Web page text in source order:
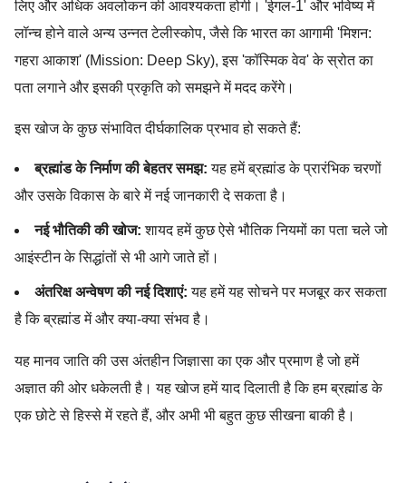
लिए और अधिक अवलोकन की आवश्यकता होगी। 'ईगल-1' और भविष्य में
लॉन्च होने वाले अन्य उन्नत टेलीस्कोप, जैसे कि भारत का आगामी 'मिशन:
गहरा आकाश' (Mission: Deep Sky), इस 'कॉस्मिक वेव' के स्रोत का
पता लगाने और इसकी प्रकृति को समझने में मदद करेंगे।
इस खोज के कुछ संभावित दीर्घकालिक प्रभाव हो सकते हैं:
ब्रह्मांड के निर्माण की बेहतर समझ: यह हमें ब्रह्मांड के प्रारंभिक चरणों
और उसके विकास के बारे में नई जानकारी दे सकता है।
नई भौतिकी की खोज: शायद हमें कुछ ऐसे भौतिक नियमों का पता चले जो
आइंस्टीन के सिद्धांतों से भी आगे जाते हों।
अंतरिक्ष अन्वेषण की नई दिशाएं: यह हमें यह सोचने पर मजबूर कर सकता
है कि ब्रह्मांड में और क्या-क्या संभव है।
यह मानव जाति की उस अंतहीन जिज्ञासा का एक और प्रमाण है जो हमें
अज्ञात की ओर धकेलती है। यह खोज हमें याद दिलाती है कि हम ब्रह्मांड के
एक छोटे से हिस्से में रहते हैं, और अभी भी बहुत कुछ सीखना बाकी है।